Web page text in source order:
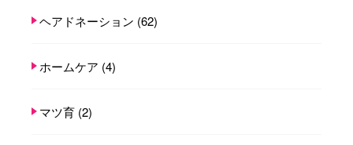
ヘアドネーション (62)
ホームケア (4)
マツ育 (2)